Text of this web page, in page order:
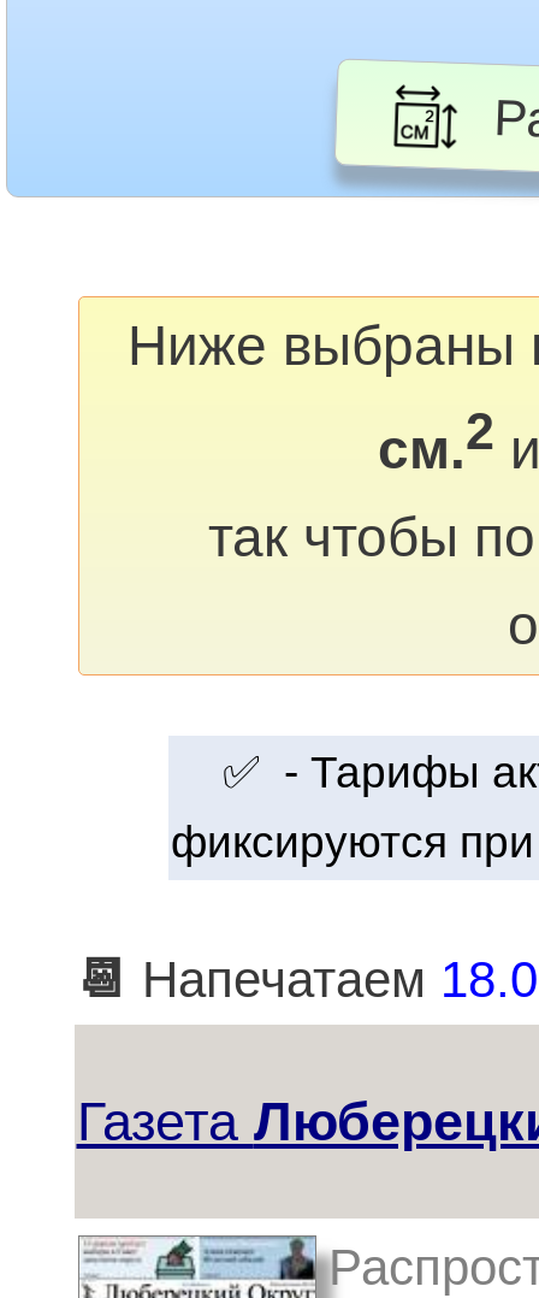
Ниже выбраны
см.2
так чтобы
✅ - Тарифы
фиксируются
📆 Напечатаем
Газета